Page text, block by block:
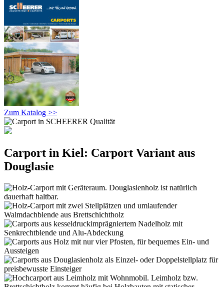
Zum Katalog >>
Carport in Kiel: Carport Variant aus
Douglasie